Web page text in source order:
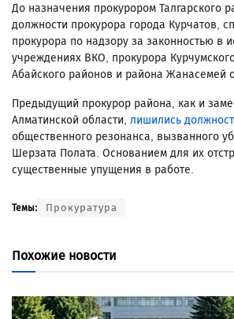
До назначения прокурором Талгарского
должности прокурора города Курчатов,
прокурора по надзору за законностью в
учреждениях ВКО, прокурора
Абайского районов и района Жанасемей
Предыдущий прокурор района, как и
Алматинской области, лишились
общественного резонанса, вызванного
Шерзата Полата. Основанием для их
существенные упущения в работе.
Темы: Прокуратура
Похожие новости